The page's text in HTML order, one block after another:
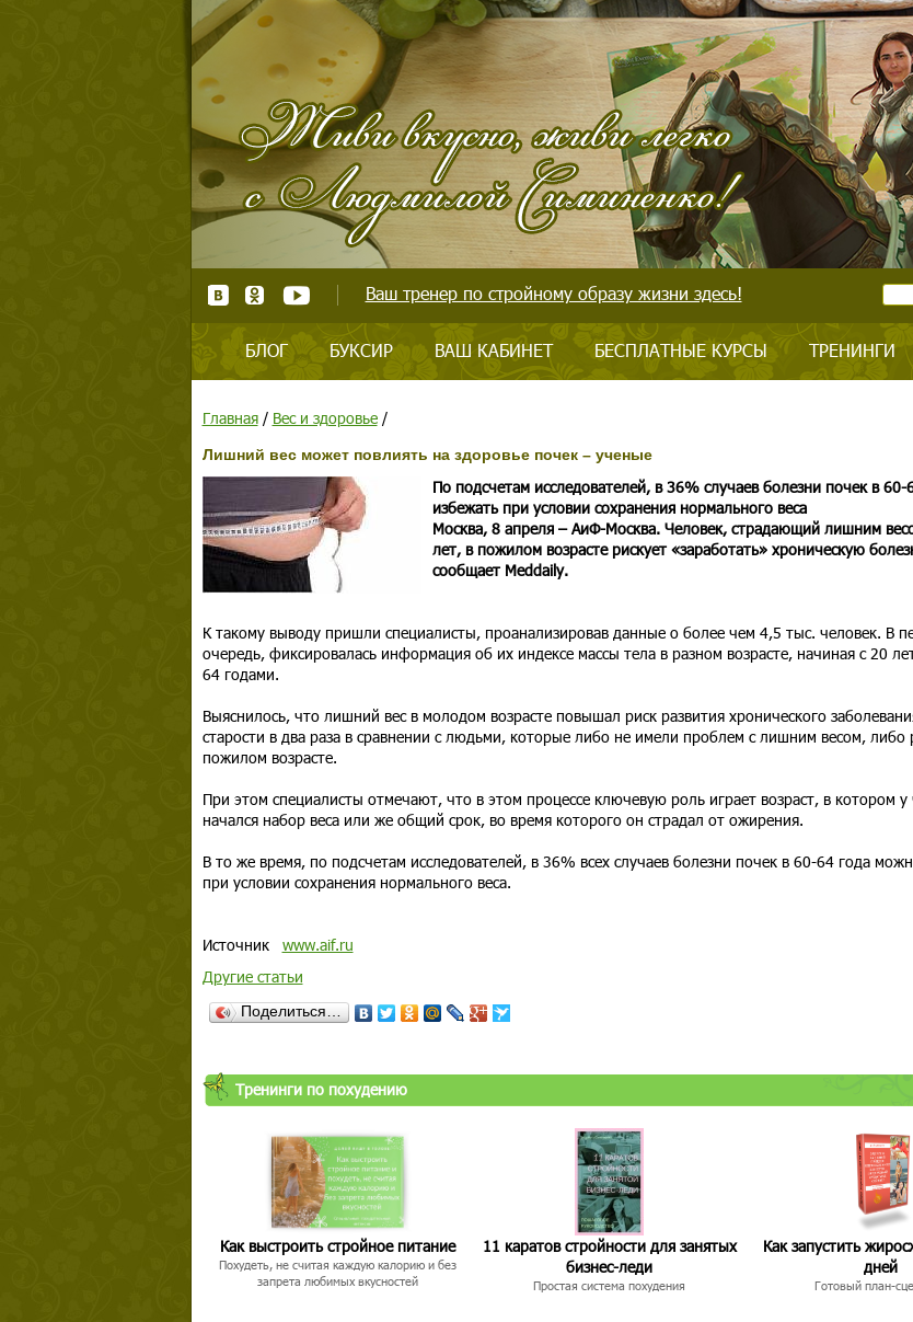
Ваш тренер по стройному образу жизни здесь!
БЛОГ БУКСИР ВАШ КАБИНЕТ БЕСПЛАТНЫЕ КУРСЫ ТРЕНИНГИ
Главная/ Вес и здоровье/
Лишний вес может повлиять на здоровье почек – ученые
По подсчетам исследователей, в 36% случаев болезни почек в
избежать при условии сохранения нормального веса
Москва, 8 апреля – АиФ-Москва. Человек, страдающий лишним
лет, в пожилом возрасте рискует «заработать» хроническую
сообщает Meddaily.
К такому выводу пришли специалисты, проанализировав данные о более чем 4,5 тыс. человек. В
очередь, фиксировалась информация об их индексе массы тела в разном возрасте, начиная с 20
64 годами.
Выяснилось, что лишний вес в молодом возрасте повышал риск развития хронического
старости в два раза в сравнении с людьми, которые либо не имели проблем с лишним весом, либо
пожилом возрасте.
При этом специалисты отмечают, что в этом процессе ключевую роль играет возраст, в котором у
начался набор веса или же общий срок, во время которого он страдал от ожирения.
В то же время, по подсчетам исследователей, в 36% всех случаев болезни почек в 60-64 года
при условии сохранения нормального веса.
Источник www.aif.ru
Другие статьи
Поделиться…
Тренинги по похудению
Как выстроить стройное питание
Похудеть, не считая каждую калорию и без
запрета любимых вкусностей
11 каратов стройности для занятых
бизнес-леди
Простая система похудения
Как запустить
дней
Готовый план-